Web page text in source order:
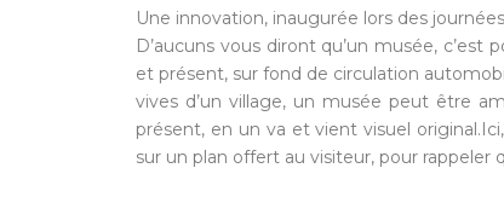
Une innovation, inaugurée lors des
D’aucuns vous diront qu’un musée,
et présent, sur fond de circulation
vives d’un village, un musée peut être
présent, en un va et vient visuel
sur un plan offert au visiteur, pour rappeler